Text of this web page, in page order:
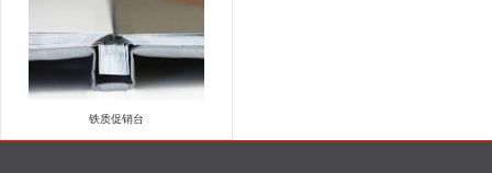
铁质促销台